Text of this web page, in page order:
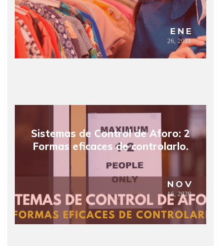
ENE
26, 2021
Sistemas de Control de Aforo: 2
Formas eficaces de controlarlo.
NOV
16, 2020